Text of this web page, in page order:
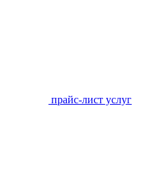
прайс-лист услуг